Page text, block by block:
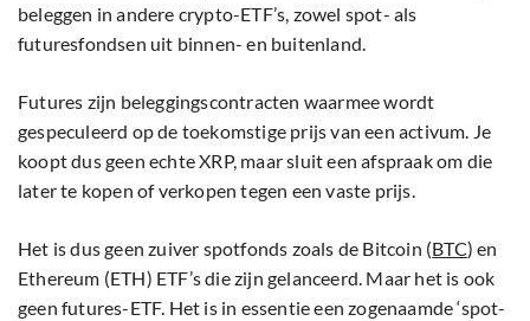
beleggen in andere crypto-ETF’s, zowel spot- als
futuresfondsen uit binnen- en buitenland.
Futures zijn beleggingscontracten waarmee wordt
gespeculeerd op de toekomstige prijs van een activum. Je
koopt dus geen echte XRP, maar sluit een afspraak om die
later te kopen of verkopen tegen een vaste prijs.
Het is dus geen zuiver spotfonds zoals de Bitcoin (BTC) en
Ethereum (ETH) ETF’s die zijn gelanceerd. Maar het is ook
geen futures-ETF. Het is in essentie een zogenaamde ‘spot-